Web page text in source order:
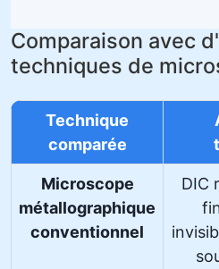
Comparaison avec
techniques de
Technique
comparée
Microscope
métallographique
conventionnel
DIC